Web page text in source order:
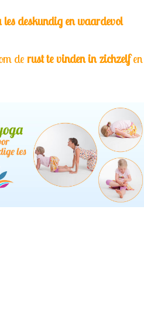
deskundig en waardevol
de rust te vinden in zichzelfen